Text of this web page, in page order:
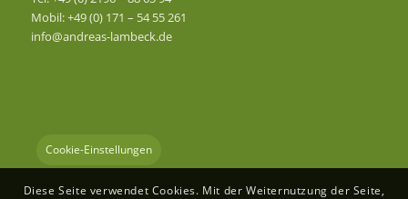
Mobil: +49 (0) 171 – 54 55 261
info@andreas-lambeck.de
Cookie-Einstellungen
Diese Seite verwendet Cookies. Mit der Weiternutzung der Seite,